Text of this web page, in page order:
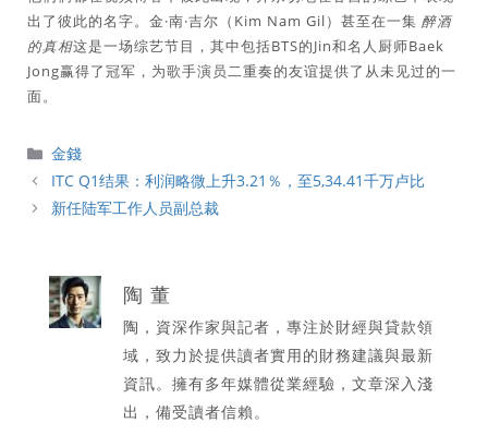
出了彼此的名字。金·南·吉尔（Kim Nam Gil）甚至在一集 醉酒
的真相这是一场综艺节目，其中包括BTS的Jin和名人厨师Baek
Jong赢得了冠军，为歌手演员二重奏的友谊提供了从未见过的一
面。
分
類
金錢
ITC Q1结果：利润略微上升3.21％，至5,34.41千万卢比
新任陆军工作人员副总裁
陶 董
陶，資深作家與記者，專注於財經與貸款領
域，致力於提供讀者實用的財務建議與最新
資訊。擁有多年媒體從業經驗，文章深入淺
出，備受讀者信賴。